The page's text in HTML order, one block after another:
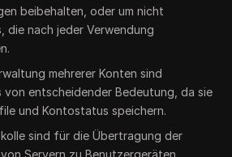
beibehalten, oder um nicht
die nach jeder Verwendung
mehrerer Konten sind
entscheidender Bedeutung, da sie
und Kontostatus speichern.
sind für die Übertragung der
Servern zu Benutzergeräten